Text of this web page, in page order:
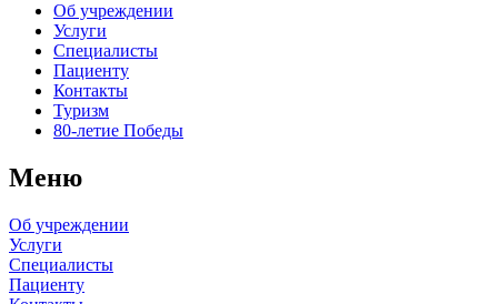
Об учреждении
Услуги
Специалисты
Пациенту
Контакты
Туризм
80-летие Победы
Меню
Об учреждении
Услуги
Специалисты
Пациенту